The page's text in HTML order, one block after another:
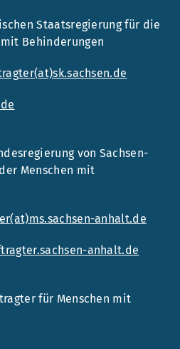
Staatsregierung für die
Behinderungen
von Sachsen-
Menschen mit
anhalt.de
anhalt.de
für Menschen mit